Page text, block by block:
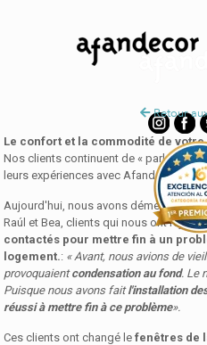
Retour
Le confort et la commodité de
Nos clients continuent de « parler en
leurs expériences avec Afandecor.
Aujourd'hui, nous avons déménagé
Raúl et Bea, clients qui nous ont rejoint
contactés pour mettre fin à un
logement.: « Avant, nous avions de
provoquaientcondensation au fond. Le
Puisque nous avons faitl'installation
réussi à mettre fin à ce problème».
Ces clients ont changé lefenêtres de